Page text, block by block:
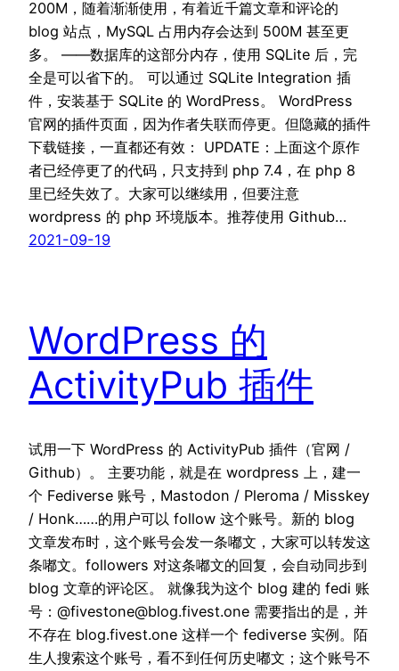
200M，随着渐渐使用，有着近千篇文章和评论的
blog 站点，MySQL 占用内存会达到 500M 甚至更
多。 ——数据库的这部分内存，使用 SQLite 后，完
全是可以省下的。 可以通过 SQLite Integration 插
件，安装基于 SQLite 的 WordPress。 WordPress
官网的插件页面，因为作者失联而停更。但隐藏的插件
下载链接，一直都还有效： UPDATE：上面这个原作
者已经停更了的代码，只支持到 php 7.4，在 php 8
里已经失效了。大家可以继续用，但要注意
wordpress 的 php 环境版本。推荐使用 Github…
2021-09-19
WordPress 的
ActivityPub 插件
试用一下 WordPress 的 ActivityPub 插件（官网 /
Github）。 主要功能，就是在 wordpress 上，建一
个 Fediverse 账号，Mastodon / Pleroma / Misskey
/ Honk……的用户可以 follow 这个账号。新的 blog
文章发布时，这个账号会发一条嘟文，大家可以转发这
条嘟文。followers 对这条嘟文的回复，会自动同步到
blog 文章的评论区。 就像我为这个 blog 建的 fedi 账
号：@fivestone@blog.fivest.one 需要指出的是，并
不存在 blog.fivest.one 这样一个 fediverse 实例。陌
生人搜索这个账号，看不到任何历史嘟文；这个账号不